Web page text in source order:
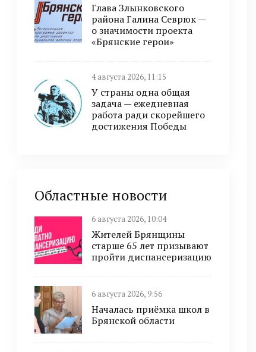
Глава Злынковского
района Галина Севрюк —
о значимости проекта
«Брянские герои»
4 августа 2026, 11:15
У страны одна общая
задача — ежедневная
работа ради скорейшего
достижения Победы
Областные новости
6 августа 2026, 10:04
Жителей Брянщины
старше 65 лет призывают
пройти диспансеризацию
6 августа 2026, 9:56
Началась приёмка школ в
Брянской области